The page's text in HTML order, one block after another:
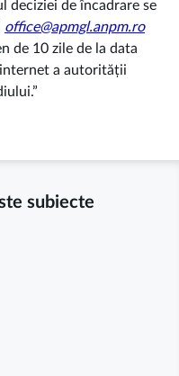
deciziei de încadrare se
office@apmgl.anpm.ro
de 10 zile de la data
a autorității
subiecte